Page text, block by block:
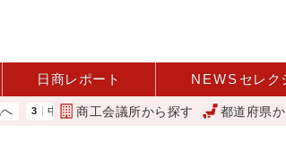
日商レポート NEWS セレク
中小企業実態基本調査 1社当たり売上高2.1億円に
商工会議所から探す 都道府県